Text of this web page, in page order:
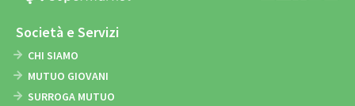
Società e Servizi
CHI SIAMO
MUTUO GIOVANI
SURROGA MUTUO